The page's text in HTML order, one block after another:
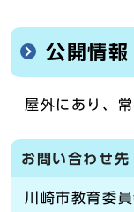
公開情報
屋外にあり、
お問い合わせ先
川崎市教育委